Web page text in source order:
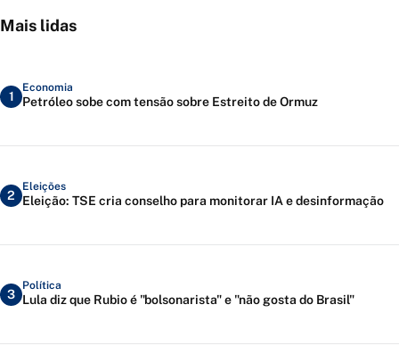
Mais lidas
1
Economia
Petróleo sobe com tensão sobre Estreito de Ormuz
2
Eleições
Eleição: TSE cria conselho para monitorar IA e desinformação
3
Política
Lula diz que Rubio é "bolsonarista" e "não gosta do Brasil"